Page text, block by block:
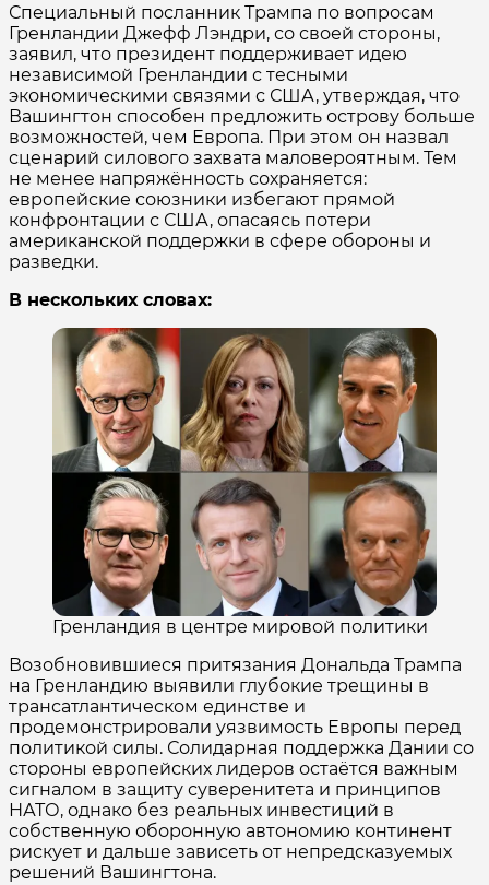
Специальный посланник Трампа по вопросам
Гренландии Джефф Лэндри, со своей стороны,
заявил, что президент поддерживает идею
независимой Гренландии с тесными
экономическими связями с США, утверждая, что
Вашингтон способен предложить острову больше
возможностей, чем Европа. При этом он назвал
сценарий силового захвата маловероятным. Тем
не менее напряжённость сохраняется:
европейские союзники избегают прямой
конфронтации с США, опасаясь потери
американской поддержки в сфере обороны и
разведки.
В нескольких словах:
Гренландия в центре мировой политики
Возобновившиеся притязания Дональда Трампа
на Гренландию выявили глубокие трещины в
трансатлантическом единстве и
продемонстрировали уязвимость Европы перед
политикой силы. Солидарная поддержка Дании со
стороны европейских лидеров остаётся важным
сигналом в защиту суверенитета и принципов
НАТО, однако без реальных инвестиций в
собственную оборонную автономию континент
рискует и дальше зависеть от непредсказуемых
решений Вашингтона.